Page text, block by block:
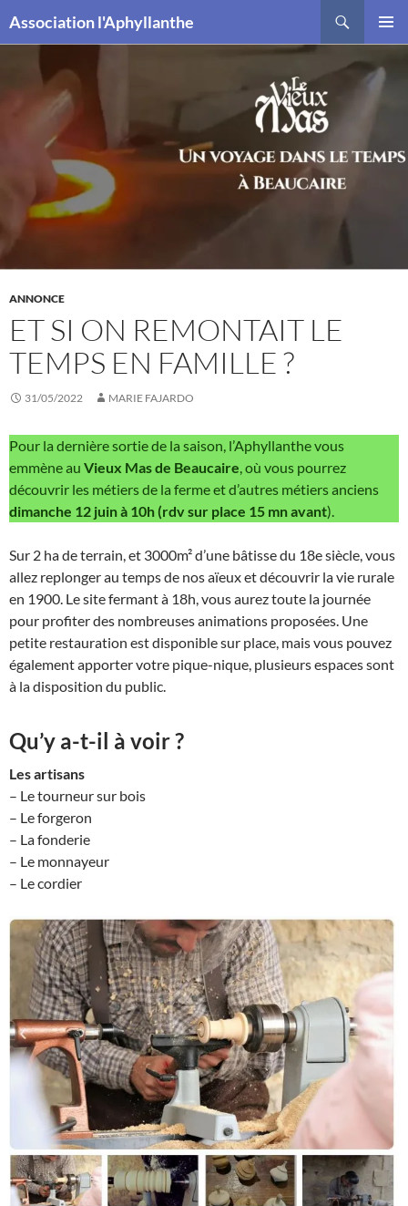
Association l'Aphyllanthe
CONTENU
ANNONCE
ET SI ON REMONTAIT LE
TEMPS EN FAMILLE ?
31/05/2022 MARIE FAJARDO
Pour la dernière sortie de la saison, l’Aphyllanthe vous
emmène au Vieux Mas de Beaucaire, où vous pourrez
découvrir les métiers de la ferme et d’autres métiers anciens
dimanche 12 juin à 10h (rdvsur place 15 mn avant).
Sur 2 ha de terrain, et 3000m² d’une bâtisse du 18e siècle, vous
allez replonger au temps de nos aïeux et découvrir la vie rurale
en 1900. Le site fermant à 18h, vous aurez toute la journée
pour profiter des nombreuses animations proposées. Une
petite restauration est disponible sur place, mais vous pouvez
également apporter votre pique-nique, plusieurs espaces sont
à la disposition du public.
Qu’y a-t-il à voir ?
Les artisans
– Le tourneur sur bois
– Le forgeron
– La fonderie
– Le monnayeur
– Le cordier